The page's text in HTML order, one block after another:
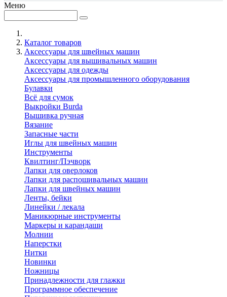
Меню
Каталог товаров
Аксессуары для швейных машин
Аксессуары для вышивальных машин
Аксессуары для одежды
Аксессуары для промышленного оборудования
Булавки
Всё для сумок
Выкройки Burda
Вышивка ручная
Вязание
Запасные части
Иглы для швейных машин
Инструменты
Квилтинг/Пэчворк
Лапки для оверлоков
Лапки для распошивальных машин
Лапки для швейных машин
Ленты, бейки
Линейки / лекала
Маникюрные инструменты
Маркеры и карандаши
Молнии
Наперстки
Нитки
Новинки
Ножницы
Принадлежности для глажки
Программное обеспечение